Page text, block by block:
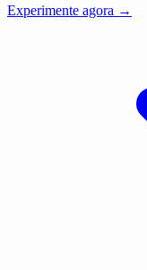
Experimente agora →